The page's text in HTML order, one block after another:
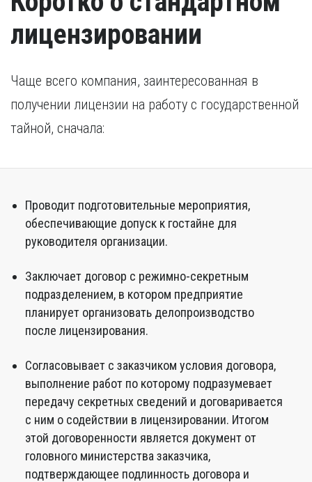
лицензировании
Чаще всего компания, заинтересованная в
получении лицензии на работу с государственной
тайной, сначала:
Проводит подготовительные мероприятия,
обеспечивающие допуск к гостайне для
руководителя организации.
Заключает договор с режимно-секретным
подразделением, в котором предприятие
планирует организовать делопроизводство
после лицензирования.
Согласовывает с заказчиком условия договора,
выполнение работ по которому подразумевает
передачу секретных сведений и договаривается
с ним о содействии в лицензировании. Итогом
этой договоренности является документ от
головного министерства заказчика,
подтверждающее подлинность договора и